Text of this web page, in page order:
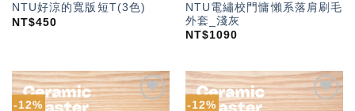
NTU好涼的寬版短T(3色)
NT$450
NTU電繡校門慵懶系落肩刷毛
外套_淺灰
NT$1090
-12% -12%